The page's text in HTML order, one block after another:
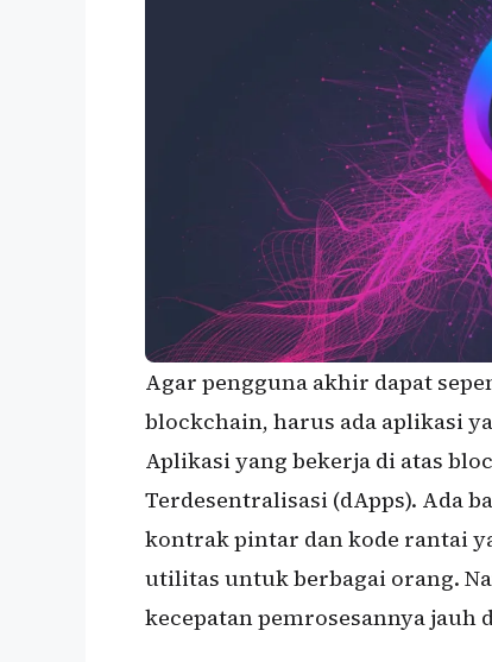
Agar pengguna akhir dapat
blockchain, harus ada aplikasi
Aplikasi yang bekerja di atas
Terdesentralisasi (dApps). Ada
kontrak pintar dan kode rantai
utilitas untuk berbagai orang.
kecepatan pemrosesannya jauh